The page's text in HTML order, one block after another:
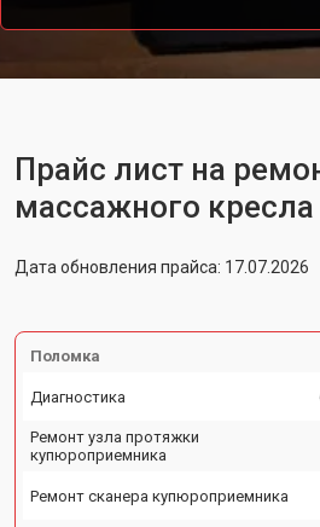
Прайс лист на
массажного кресла
Дата обновления прайса: 17.07.2026
Поломка
Диагностика
Ремонт узла протяжки
купюроприемника
Ремонт сканера купюроприемника